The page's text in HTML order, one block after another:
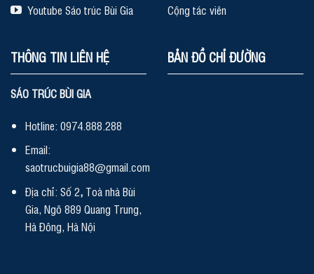
Youtube Sáo trúc Bùi Gia Cộng tác viên
THÔNG TIN LIÊN HỆ
SÁO TRÚC BÙI GIA
Hotline: 0974.888.288
Email:
saotrucbuigia88@gmail.com
Địa chỉ: Số 2, Toà nhà Bùi
Gia, Ngõ 889 Quang Trung,
Hà Đông, Hà Nội
BẢN ĐỒ CHỈ ĐƯỜNG